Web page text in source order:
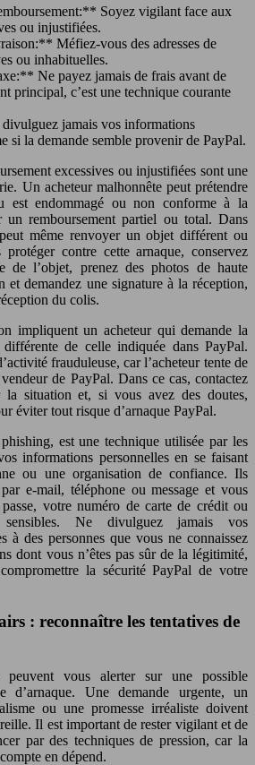
Soyez vigilant face aux
ou injustifiées.
Méfiez-vous des adresses de
ou inhabituelles.
Ne payez jamais de frais avant de
principal, c’est une technique courante
jamais vos informations
si la demande semble provenir de PayPal.
excessives ou injustifiées sont une
Un acheteur malhonnête peut prétendre
est endommagé ou non conforme à la
un remboursement partiel ou total. Dans
même renvoyer un objet différent ou
contre cette arnaque, conservez
de l’objet, prenez des photos de haute
et demandez une signature à la réception,
du colis.
impliquent un acheteur qui demande la
de celle indiquée dans PayPal.
frauduleuse, car l’acheteur tente de
de PayPal. Dans ce cas, contactez
la situation et, si vous avez des doutes,
éviter tout risque d’arnaque PayPal.
est une technique utilisée par les
informations personnelles en se faisant
ou une organisation de confiance. Ils
e-mail, téléphone ou message et vous
votre numéro de carte de crédit ou
sensibles. Ne divulguez jamais vos
à des personnes que vous ne connaissez
dont vous n’êtes pas sûr de la légitimité,
la sécurité PayPal de votre
: reconnaître les tentatives de
peuvent vous alerter sur une possible
d’arnaque. Une demande urgente, un
ou une promesse irréaliste doivent
Il est important de rester vigilant et de
par des techniques de pression, car la
en dépend.